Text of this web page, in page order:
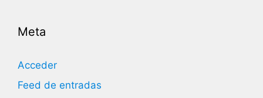
Meta
Acceder
Feed de entradas